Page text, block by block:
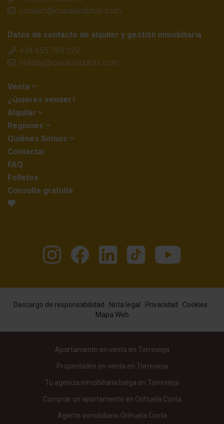
contact@casalasdunas.com
Datos de contacto de alquiler y gestión inmobiliaria
+34 655 759 029
holiday@casalasdunas.com
Venta
¿Quieres vender?
Alquilar
Regiones
Quiénes Somos
Contactar
FAQ
Folletos
Consulta gratuita
Descargo de responsabilidad · Nota legal · Privacidad · Cookies ·
Mapa Web
Apartamento en venta en Torrevieja
Propiedades en venta en Torrevieja
Tu agencia inmobiliaria belga en Torrevieja
Comprar un apartamento en Orihuela Costa
Agente inmobiliario Orihuela Costa